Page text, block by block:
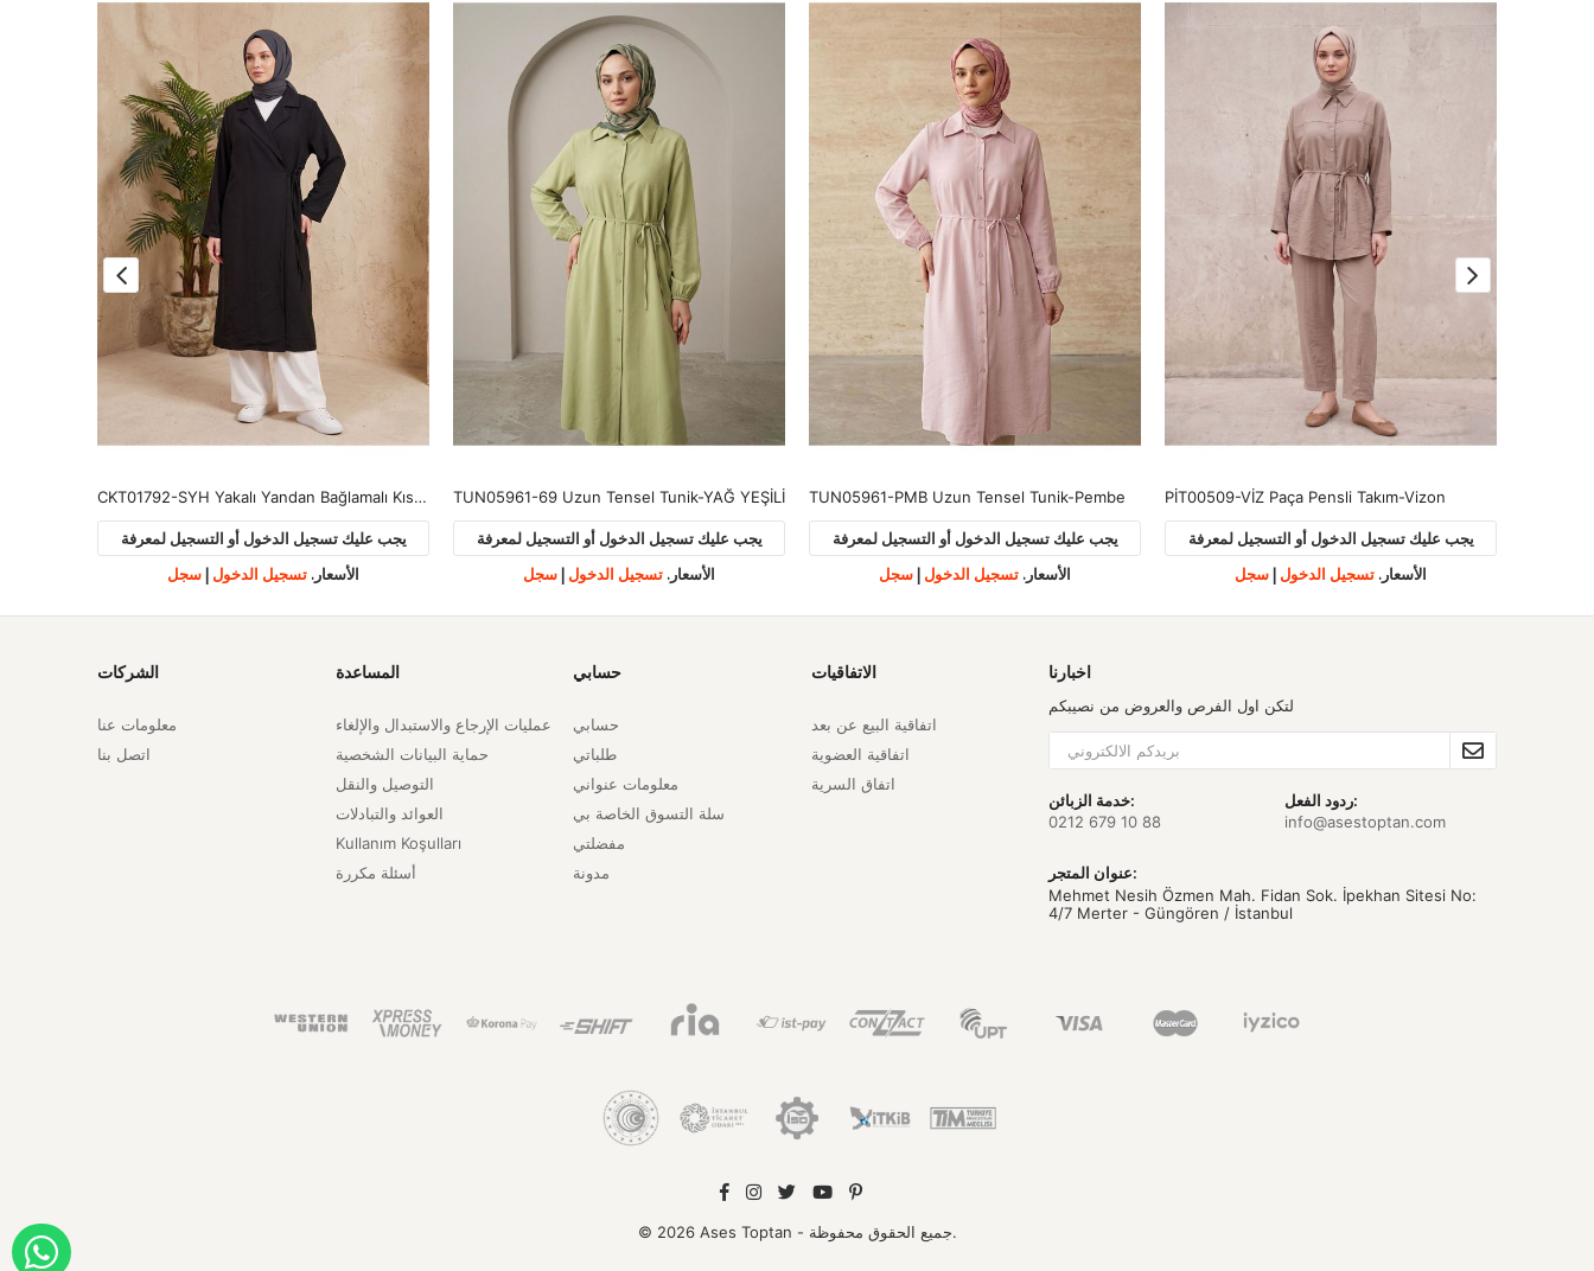
CKT01792-SYH Yakalı Yandan Bağlamalı Kısa Ceket-Siyah
يجب عليك تسجيل الدخول أو التسجيل لمعرفة
الأسعار. تسجيل الدخول | سجل
TUN05961-69 Uzun Tensel Tunik-YAĞ YEŞİLİ
يجب عليك تسجيل الدخول أو التسجيل لمعرفة
الأسعار. تسجيل الدخول | سجل
TUN05961-PMB Uzun Tensel Tunik-Pembe
يجب عليك تسجيل الدخول أو التسجيل لمعرفة
الأسعار. تسجيل الدخول | سجل
PİT00509-VİZ Paça Pensli Takım-Vizon
يجب عليك تسجيل الدخول أو التسجيل لمعرفة
الأسعار. تسجيل الدخول | سجل
الشركات
معلومات عنا
اتصل بنا
المساعدة
عمليات الإرجاع والاستبدال والإلغاء
حماية البيانات الشخصية
التوصيل والنقل
العوائد والتبادلات
Kullanım Koşulları
أسئلة مكررة
حسابي
حسابي
طلباتي
معلومات عنواني
سلة التسوق الخاصة بي
مفضلتي
مدونة
الاتفاقيات
اتفاقية البيع عن بعد
اتفاقية العضوية
اتفاق السرية
اخبارنا
لتكن اول الفرص والعروض من نصيبكم
خدمة الزبائن:
0212 679 10 88
ردود الفعل:
info@asestoptan.com
عنوان المتجر:
Mehmet Nesih Özmen Mah. Fidan Sok. İpekhan Sitesi No:
4/7 Merter - Güngören / İstanbul
© 2026 Ases Toptan - جميع الحقوق محفوظة.